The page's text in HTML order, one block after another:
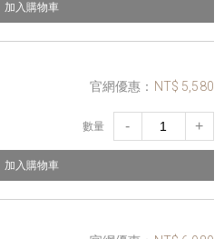
加入購物車
官網優惠： NT$ 5,580
數量 - +
加入購物車